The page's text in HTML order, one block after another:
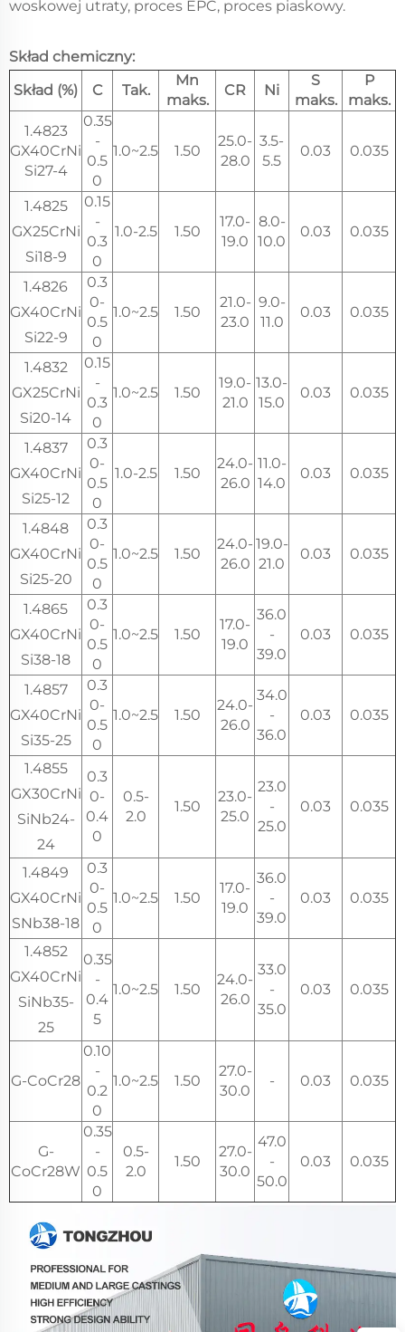
woskowej utraty, proces EPC, proces piaskowy.
Skład chemiczny:
Skład (%)
C Tak.
Mn
maks.
CR Ni
S
maks.
P
maks.
1.4823
GX40CrNi
Si27-4
0.35
-
0.5
0
1.0~2.5 1.50
25.0-
28.0
3.5-
5.5
0.03 0.035
1.4825
GX25CrNi
Si18-9
0.15
-
0.3
0
1.0-2.5 1.50
17.0-
19.0
8.0-
10.0
0.03 0.035
1.4826
GX40CrNi
Si22-9
0.3
0-
0.5
0
1.0~2.5 1.50
21.0-
23.0
9.0-
11.0
0.03 0.035
1.4832
GX25CrNi
Si20-14
0.15
-
0.3
0
1.0~2.5 1.50
19.0-
21.0
13.0-
15.0
0.03 0.035
1.4837
GX40CrNi
Si25-12
0.3
0-
0.5
0
1.0-2.5 1.50
24.0-
26.0
11.0-
14.0
0.03 0.035
1.4848
GX40CrNi
Si25-20
0.3
0-
0.5
0
1.0~2.5 1.50
24.0-
26.0
19.0-
21.0
0.03 0.035
1.4865
GX40CrNi
Si38-18
0.3
0-
0.5
0
1.0~2.5 1.50
17.0-
19.0
36.0
-
39.0
0.03 0.035
1.4857
GX40CrNi
Si35-25
0.3
0-
0.5
0
1.0~2.5 1.50
24.0-
26.0
34.0
-
36.0
0.03 0.035
1.4855
GX30CrNi
SiNb24-
24
0.3
0-
0.4
0
0.5-
2.0
1.50
23.0-
25.0
23.0
-
25.0
0.03 0.035
1.4849
GX40CrNi
SNb38-18
0.3
0-
0.5
0
1.0~2.5 1.50
17.0-
19.0
36.0
-
39.0
0.03 0.035
1.4852
GX40CrNi
SiNb35-
25
0.35
-
0.4
5
1.0~2.5 1.50
24.0-
26.0
33.0
-
35.0
0.03 0.035
G-CoCr28
0.10
-
0.2
0
1.0~2.5 1.50
27.0-
30.0
- 0.03 0.035
G-
CoCr28W
0.35
-
0.5
0
0.5-
2.0
1.50
27.0-
30.0
47.0
-
50.0
0.03 0.035